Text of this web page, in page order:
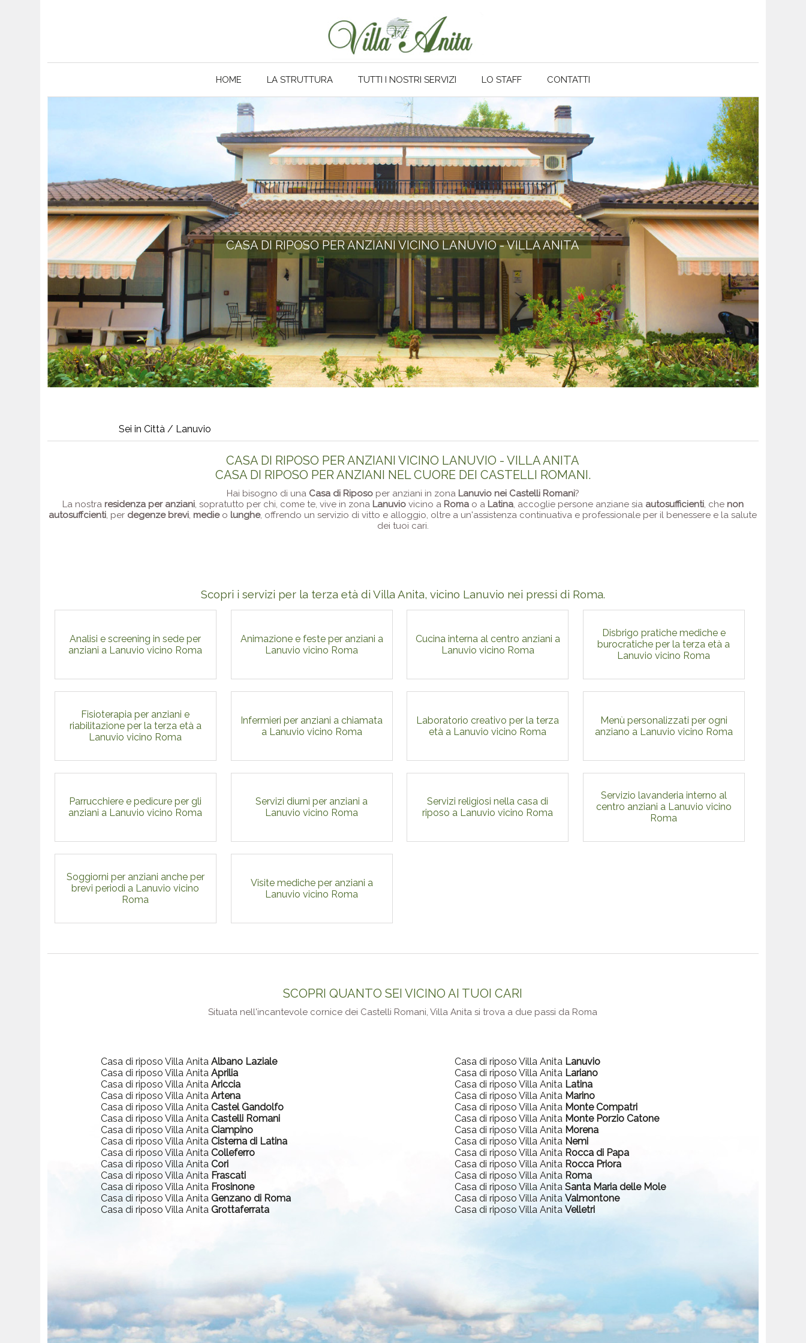
HOME LA STRUTTURA TUTTI I NOSTRI SERVIZI LO STAFF CONTATTI
CASA DI RIPOSO PER ANZIANI VICINO LANUVIO - VILLA ANITA
Sei in Città / Lanuvio
CASA DI RIPOSO PER ANZIANI VICINO LANUVIO - VILLA ANITA
CASA DI RIPOSO PER ANZIANI NEL CUORE DEI CASTELLI ROMANI.
Hai bisogno di una Casa di Riposo per anziani in zona Lanuvio nei Castelli Romani?
La nostra residenza per anziani, sopratutto per chi, come te, vive in zona Lanuvio vicino a Romao a Latina, accoglie persone anziane sia autosufficienti, che non
autosuffcienti, per degenze brevi, medieo lunghe, offrendo un servizio di vitto e alloggio, oltre a un'assistenza continuativa e professionale per il benessere e la salute
dei tuoi cari.
Scopri i servizi per la terza età di Villa Anita, vicino Lanuvio nei pressi di Roma.
Analisi e screening in sede per
anziani a Lanuvio vicino Roma
Animazione e feste per anziani a
Lanuvio vicino Roma
Cucina interna al centro anziani a
Lanuvio vicino Roma
Disbrigo pratiche mediche e
burocratiche per la terza età a
Lanuvio vicino Roma
Fisioterapia per anziani e
riabilitazione per la terza età a
Lanuvio vicino Roma
Infermieri per anziani a chiamata
a Lanuvio vicino Roma
Laboratorio creativo per la terza
età a Lanuvio vicino Roma
Menù personalizzati per ogni
anziano a Lanuvio vicino Roma
Parrucchiere e pedicure per gli
anziani a Lanuvio vicino Roma
Servizi diurni per anziani a
Lanuvio vicino Roma
Servizi religiosi nella casa di
riposo a Lanuvio vicino Roma
Servizio lavanderia interno al
centro anziani a Lanuvio vicino
Roma
Soggiorni per anziani anche per
brevi periodi a Lanuvio vicino
Roma
Visite mediche per anziani a
Lanuvio vicino Roma
SCOPRI QUANTO SEI VICINO AI TUOI CARI
Situata nell'incantevole cornice dei Castelli Romani, Villa Anita si trova a due passi da Roma
Casa di riposo Villa Anita Albano Laziale
Casa di riposo Villa Anita Aprilia
Casa di riposo Villa Anita Ariccia
Casa di riposo Villa Anita Artena
Casa di riposo Villa Anita Castel Gandolfo
Casa di riposo Villa Anita Castelli Romani
Casa di riposo Villa Anita Ciampino
Casa di riposo Villa Anita Cisterna di Latina
Casa di riposo Villa Anita Colleferro
Casa di riposo Villa Anita Cori
Casa di riposo Villa Anita Frascati
Casa di riposo Villa Anita Frosinone
Casa di riposo Villa Anita Genzano di Roma
Casa di riposo Villa Anita Grottaferrata
Casa di riposo Villa Anita Lanuvio
Casa di riposo Villa Anita Lariano
Casa di riposo Villa Anita Latina
Casa di riposo Villa Anita Marino
Casa di riposo Villa Anita Monte Compatri
Casa di riposo Villa Anita Monte Porzio Catone
Casa di riposo Villa Anita Morena
Casa di riposo Villa Anita Nemi
Casa di riposo Villa Anita Rocca di Papa
Casa di riposo Villa Anita Rocca Priora
Casa di riposo Villa Anita Roma
Casa di riposo Villa AnitaSanta Maria delle Mole
Casa di riposo Villa AnitaValmontone
Casa di riposo Villa AnitaVelletri